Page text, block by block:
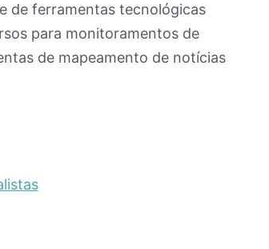
de ferramentas tecnológicas
para monitoramentos de
de mapeamento de notícias